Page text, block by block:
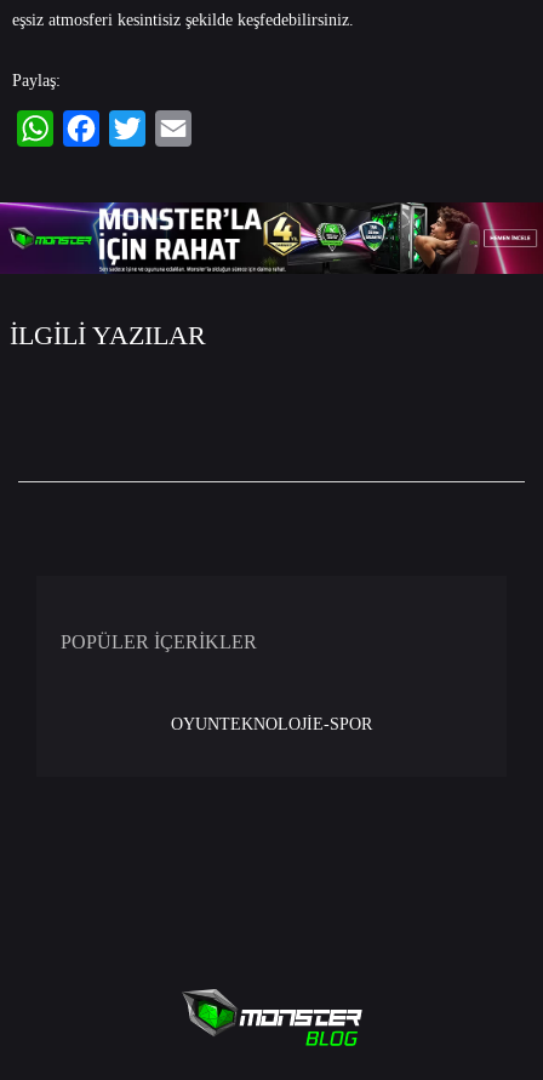
eşsiz atmosferi kesintisiz şekilde keşfedebilirsiniz.
Paylaş:
İLGİLİ YAZILAR
POPÜLER İÇERİKLER
OYUNTEKNOLOJİE-SPOR